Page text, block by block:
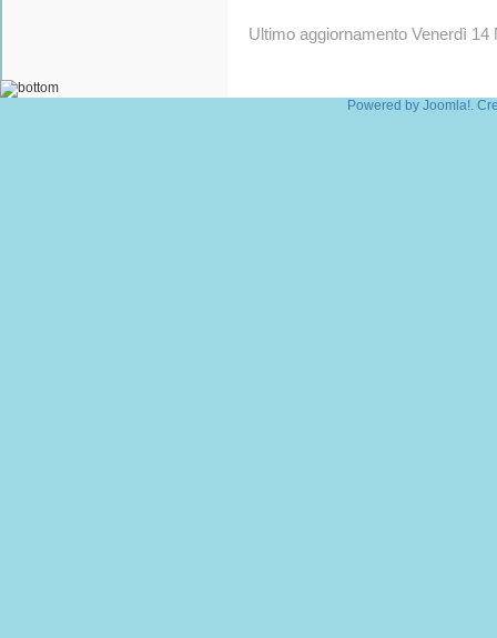
Ultimo aggiornamento Venerdì 14
Powered by Joomla!.